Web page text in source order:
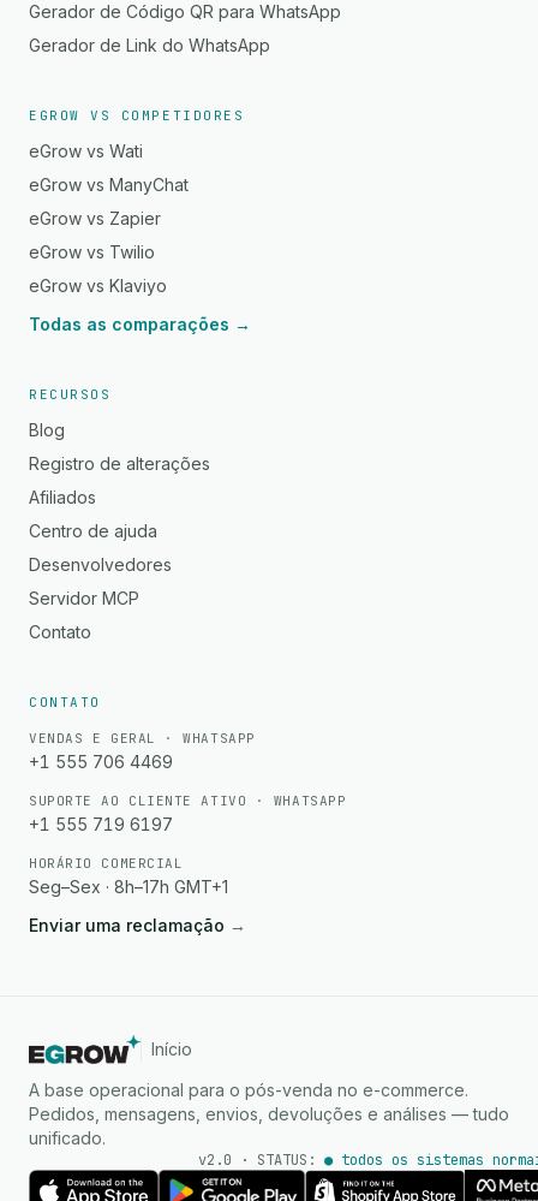
Gerador de Código QR para WhatsApp
Gerador de Link do WhatsApp
EGROW VS COMPETIDORES
eGrow vs Wati
eGrow vs ManyChat
eGrow vs Zapier
eGrow vs Twilio
eGrow vs Klaviyo
Todas as comparações →
RECURSOS
Blog
Registro de alterações
Afiliados
Centro de ajuda
Desenvolvedores
Servidor MCP
Contato
CONTATO
VENDAS E GERAL · WHATSAPP
+1 555 706 4469
SUPORTE AO CLIENTE ATIVO · WHATSAPP
+1 555 719 6197
HORÁRIO COMERCIAL
Seg–Sex · 8h–17h GMT+1
Enviar uma reclamação →
Início
A base operacional para o pós-venda no e-commerce.
Pedidos, mensagens, envios, devoluções e análises — tudo
unificado.
v2.0 · STATUS: ● todos os sistemas